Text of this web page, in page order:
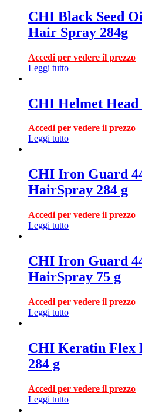
CHI Black Seed
Hair Spray 284g
Accedi per vedere il prezzo
Leggi tutto
CHI Helmet
Accedi per vedere il prezzo
Leggi tutto
CHI Iron Guard
HairSpray 284 g
Accedi per vedere il prezzo
Leggi tutto
CHI Iron Guard
HairSpray 75 g
Accedi per vedere il prezzo
Leggi tutto
CHI Keratin Flex
284 g
Accedi per vedere il prezzo
Leggi tutto